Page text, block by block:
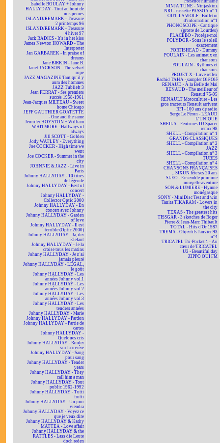
Isabelle BOULAY + Johnny
HALLYDAY - Tout au bout de
nos peines
ISLAND/REMARK - Treasure
2 printemps 96
ISLAND/REMARK - Treasure
4 hiver 97
Jack RADICS - It's in her kiss
James Newton HOWARD - The
Interpreter
Jan GARBAREK - In praise of
dreams
Jane BIRKIN - Jane B.
Janet JACKSON - The velvet
rope
JAZZ MAGAZINE Tant qu'il y
aura des hommes
JAZZ Tublieft 3
Jean FERRAT - Ses premiers
succès 1958-1961
Jean-Jacques MILTEAU - Sweet
home Chicago
JEFF GAUTHIER GOATETTE
- One and the same
Jennifer HOYSTON + William
WHITMORE - Hallways of
always
Jill SCOTT - Golden
Jody WATLEY - Everything
Joe COCKER - High time we
went
Joe COCKER - Summer in the
city
JOHNNIE & JAZZ - Live in
Paris
Johnny HALLYDAY - 10 titres
de légende
Johnny HALLYDAY - Best of
concert
Johnny HALLYDAY -
Collector Optic 2000
Johnny HALLYDAY - En
concert avec Johnny
Johnny HALLYDAY - Garden
of love
Johnny HALLYDAY - Il est
terrible (Optic 2000)
Johnny HALLYDAY - Ja, der
Elefant
Johnny HALLYDAY - Je la
croise tous les matins
Johnny HALLYDAY - Je n'ai
jamais pleuré
Johnny HALLYDAY - LEGAL,
le goût
Johnny HALLYDAY - Les
années Johnny vol.1
Johnny HALLYDAY - Les
années Johnny vol.2
Johnny HALLYDAY - Les
années Johnny vol.3
Johnny HALLYDAY - Les
tendres années
Johnny HALLYDAY - Marie
Johnny HALLYDAY - Pardon
Johnny HALLYDAY - Partie de
cartes
Johnny HALLYDAY -
Quelques cris
Johnny HALLYDAY - Rouler
sur la rivière
Johnny HALLYDAY - Sang
pour sang
Johnny HALLYDAY - Tender
years
Johnny HALLYDAY - They
call him a man
Johnny HALLYDAY - Tout
public 1962-1992
Johnny HALLYDAY - Tutti
frutti
Johnny HALLYDAY - Un jour
viendra
Johnny HALLYDAY - Voyez ce
que je veux dire
Johnny HALLYDAY & Kathy
MATTEA - Love affair
Johnny HALLYDAY & the
RATTLES - Lass die Leute
doch reden
Présence humaine
NINJA TUNE - Ninjaskinz
NRJ - cassette PASSOA n° 1
OUTILS WOLF - Bulletin
d'information n°1
PHONOSCOPE - Cantique
(grotte de Lourdes)
PLACEBO - Protège-moi
POLYDOR - Sous le soleil
exactement
PORTISHEAD - Dummy
POULAIN - Les animaux en
chansons
POULAIN - Rythmes et
chansons
PROJET X - Love reflex
Rachid TAHA - sampler Olé Olé
RENAUD - À la Belle de Mai
RENAUD - The meilleur of
Renaud 75-95
RENAULT Motoculture - Les
gros tracteurs Renault arrivent
RFI - 100 ans de radio
Serge Le Péron - LÉAUD
L'UNIQUE
SHEILA - Feutrines DJ Spacer
remix 98
SHELL - Compilation n° 1
GRANDS CLASSIQUES
SHELL - Compilation n° 2
JAZZ
SHELL - Compilation n° 3
TUBES
SHELL - Compilation n° 4
CHANSONS FRANÇAISES
SIXUN fête ses 20 ans
SLÉO - Ensemble pour une
nouvelle aventure
SON & LUMIÈRE - Hymne
monégasque
SONY - MiniDisc Test and win
Tanita TIKARAM - Lovers in
the city
TEXAS - The greatest hits
TISSGAR - 3 sketches de Roger
Pierre & Jean-Marc Thibault
TOTAL - Hits d'Or 1987
TREMA - Objectifs Janvier 93
n°4
TRICATEL Tri-Pocket 1 - Au
cœur de TRICATEL
U2 - Beautiful day
ZIPPO OUÏ FM